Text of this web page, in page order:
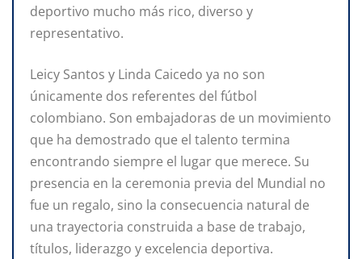
deportivo mucho más rico, diverso y
representativo.
Leicy Santos y Linda Caicedo ya no son
únicamente dos referentes del fútbol
colombiano. Son embajadoras de un movimiento
que ha demostrado que el talento termina
encontrando siempre el lugar que merece. Su
presencia en la ceremonia previa del Mundial no
fue un regalo, sino la consecuencia natural de
una trayectoria construida a base de trabajo,
títulos, liderazgo y excelencia deportiva.